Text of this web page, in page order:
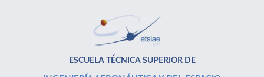
ESCUELA TÉCNICA SUPERIOR DE